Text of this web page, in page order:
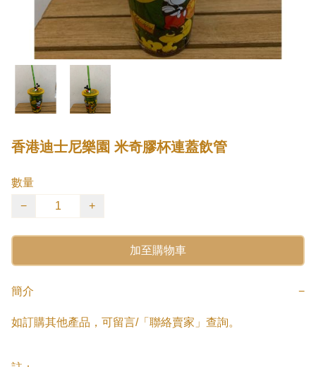
香港迪士尼樂園 米奇膠杯連蓋飲管
數量
−
+
加至購物車
簡介 −
如訂購其他產品，可留言/「聯絡賣家」查詢。